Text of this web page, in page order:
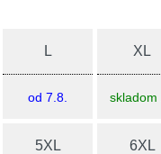
L
od 7.8.
XL
skladom
5XL 6XL